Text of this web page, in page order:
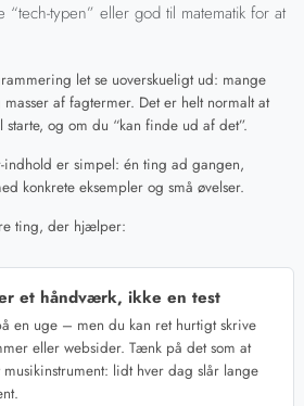
typen” eller god til matematik for at
let se uoverskueligt ud: mange
af fagtermer. Det er helt normalt at
og om du “kan finde ud af det”.
indhold er simpel: én ting ad gangen,
konkrete eksempler og små øvelser.
ting, der hjælper:
et håndværk, ikke en test
en uge – men du kan ret hurtigt skrive
eller websider. Tænk på det som at
lidt hver dag slår lange